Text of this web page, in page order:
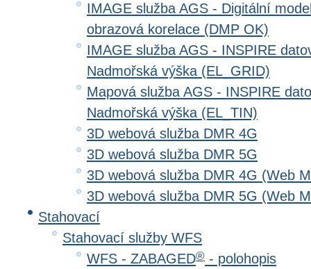
IMAGE služba AGS - Digitální
obrazová korelace (DMP OK)
IMAGE služba AGS - INSPIRE
Nadmořská výška (EL_GRID)
Mapová služba AGS - INSPIRE
Nadmořská výška (EL_TIN)
3D webová služba DMR 4G
3D webová služba DMR 5G
3D webová služba DMR 4G (Web
3D webová služba DMR 5G (Web
Stahovací
Stahovací služby WFS
WFS - ZABAGED® - polohopis